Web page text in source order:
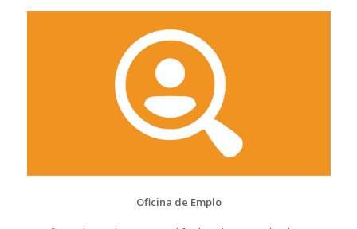
Oficina de Emplo